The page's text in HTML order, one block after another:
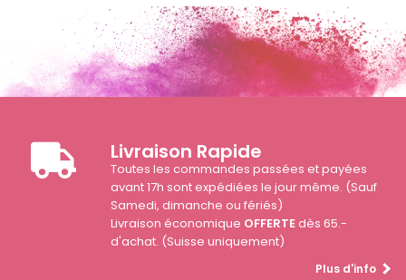
Livraison Rapide
Toutes les commandes passées et payées
avant 17h sont expédiées le jour même. (Sauf
Samedi, dimanche ou fériés)
Livraison économique OFFERTEdès 65.-
d'achat. (Suisse uniquement)
Plus d'info